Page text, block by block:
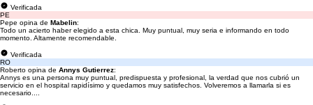
Verificada
PE
Pepe opina de Mabelin:
Todo un acierto haber elegido a esta chica. Muy puntual, muy seria e informando en todo
momento. Altamente recomendable.
Verificada
RO
Roberto opina de Annys Gutierrez:
Annys es una persona muy puntual, predispuesta y profesional, la verdad que nos cubrió un
servicio en el hospital rapidísimo y quedamos muy satisfechos. Volveremos a llamarla si es
necesario....